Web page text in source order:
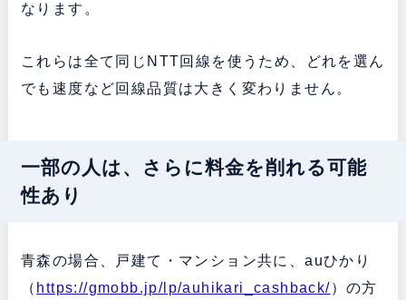
なります。
これらは全て同じNTT回線を使うため、どれを選ん
でも速度など回線品質は大きく変わりません。
一部の人は、さらに料金を削れる可能
性あり
青森の場合、戸建て・マンション共に、auひかり
（ https://gmobb.jp/lp/auhikari_cashback/）の方